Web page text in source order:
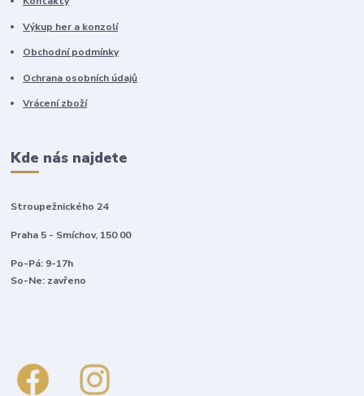
Výkup her a konzolí
Obchodní podmínky
Ochrana osobních údajů
Vrácení zboží
Kde nás najdete
Stroupežnického 24
Praha 5 - Smíchov, 150 00
Po-Pá: 9-17h
So-Ne: zavřeno